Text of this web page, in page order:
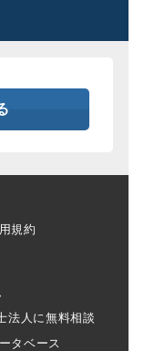
規約
法人に無料相談
タベース